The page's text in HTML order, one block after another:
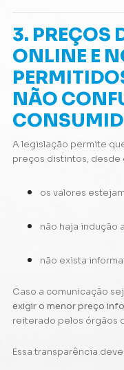
3. PREÇOS
ONLINE E
NÃO
A legislação permite
preços distintos, desde
os valores
não haja indução
não exista
Caso a comunicação
exigir o menor preço
reiterado pelos órgãos
Essa transparência